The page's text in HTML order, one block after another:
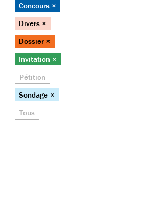
Concours ×
Divers ×
Dossier ×
Invitation ×
Pétition
Sondage ×
Tous